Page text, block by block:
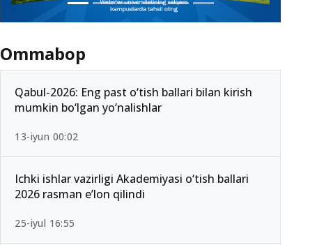
Ommabop
Qabul-2026: Eng past o‘tish ballari bilan kirish
mumkin bo‘lgan yo‘nalishlar
13-iyun 00:02
Ichki ishlar vazirligi Akademiyasi o‘tish ballari
2026 rasman e’lon qilindi
25-iyul 16:55